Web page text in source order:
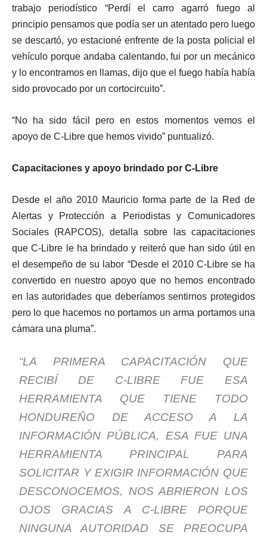
trabajo periodístico “Perdí el carro agarró fuego al
principio pensamos que podía ser un atentado pero luego
se descartó, yo estacioné enfrente de la posta policial el
vehículo porque andaba calentando, fui por un mecánico
y lo encontramos en llamas, dijo que el fuego había había
sido provocado por un cortocircuito”.
“No ha sido fácil pero en estos momentos vemos el
apoyo de C-Libre que hemos vivido” puntualizó.
Capacitaciones y apoyo brindado por C-Libre
Desde el año 2010 Mauricio forma parte de la Red de
Alertas y Protección a Periodistas y Comunicadores
Sociales (RAPCOS), detalla sobre las capacitaciones
que C-Libre le ha brindado y reiteró que han sido útil en
el desempeño de su labor “Desde el 2010 C-Libre se ha
convertido en nuestro apoyo que no hemos encontrado
en las autoridades que deberíamos sentirnos protegidos
pero lo que hacemos no portamos un arma portamos una
cámara una pluma”.
“LA PRIMERA CAPACITACIÓN QUE
RECIBÍ DE C-LIBRE FUE ESA
HERRAMIENTA QUE TIENE TODO
HONDUREÑO DE ACCESO A LA
INFORMACIÓN PÚBLICA, ESA FUE UNA
HERRAMIENTA PRINCIPAL PARA
SOLICITAR Y EXIGIR INFORMACIÓN QUE
DESCONOCEMOS, NOS ABRIERON LOS
OJOS GRACIAS A C-LIBRE PORQUE
NINGUNA AUTORIDAD SE PREOCUPA